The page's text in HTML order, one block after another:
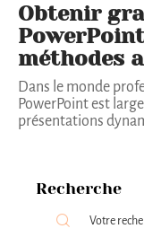
Obtenir
méthodes
Dans le monde
PowerPoint est
présentations
Recherche